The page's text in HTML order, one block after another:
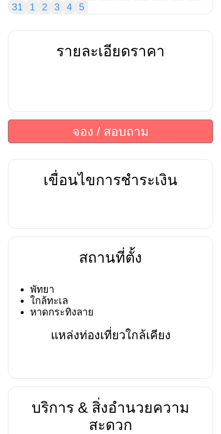
31
1 2 3 4 5
รายละเอียดราคา
จอง / สอบถาม
เขื่อนไขการชำระเงิน
สถานที่ตั้ง
พัทยา
ใกล้ทะเล
หาดกระทิงลาย
แหล่งท่องเที่ยวใกล้เคียง
บริการ & สิ่งอำนวยความ
สะดวก